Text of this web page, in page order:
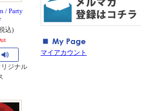
/ Party
込)
ジナル
マイアカウント